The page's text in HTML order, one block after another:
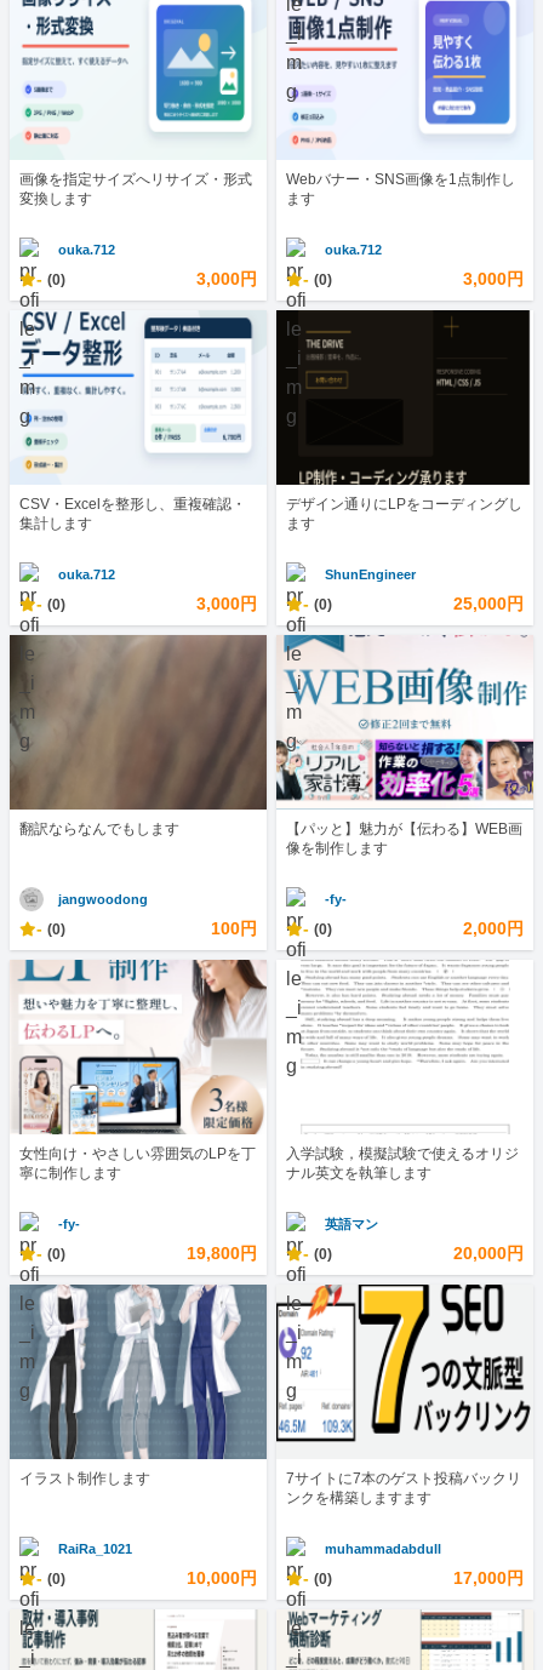
画像を指定サイズへリサイズ・形式
変換します
ouka.712
- (0) 3,000円
Webバナー・SNS画像を1点制作し
ます
ouka.712
- (0) 3,000円
CSV・Excelを整形し、重複確認・
集計します
ouka.712
- (0) 3,000円
デザイン通りにLPをコーディングし
ます
ShunEngineer
- (0) 25,000円
翻訳ならなんでもします
jangwoodong
- (0) 100円
【パッと】魅力が【伝わる】WEB画
像を制作します
-fy-
- (0) 2,000円
女性向け・やさしい雰囲気のLPを丁
寧に制作します
-fy-
- (0) 19,800円
入学試験，模擬試験で使えるオリジ
ナル英文を執筆します
英語マン
- (0) 20,000円
イラスト制作します
RaiRa_1021
- (0) 10,000円
7サイトに7本のゲスト投稿バックリ
ンクを構築しますます
muhammadabdull
- (0) 17,000円